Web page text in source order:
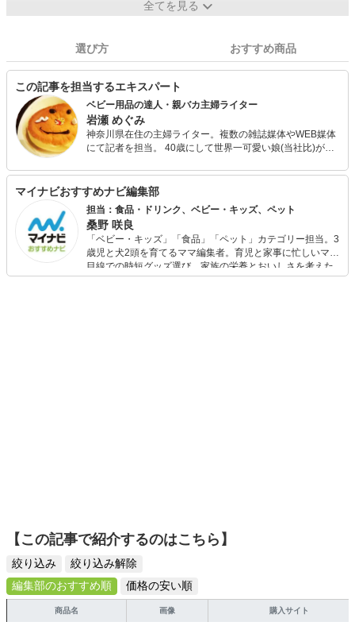
全てを見る
選び方 おすすめ商品
この記事を担当するエキスパート
ベビー用品の達人・親バカ主婦ライター
岩瀬 めぐみ
神奈川県在住の主婦ライター。複数の雑誌媒体やWEB媒体
にて記者を担当。 40歳にして世界一可愛い娘(当社比)が生
当たり次第に調査してレンタルor購入するうちに、すっか
りハマってしまって今にいたる。
マイナビおすすめナビ編集部
担当：食品・ドリンク、ベビー・キッズ、ペット
桑野 咲良
「ベビー・キッズ」「食品」「ペット」カテゴリー担当。3
歳児と犬2頭を育てるママ編集者。育児と家事に忙しいママ
目線での時短グッズ選び、家族の栄養とおいしさを考えた
食品選び、束の間のリラックスタイムを楽しむためのスイ
【この記事で紹介するのはこちら】
絞り込み
絞り込み解除
編集部のおすすめ順
価格の安い順
商品名 画像 購入サイト